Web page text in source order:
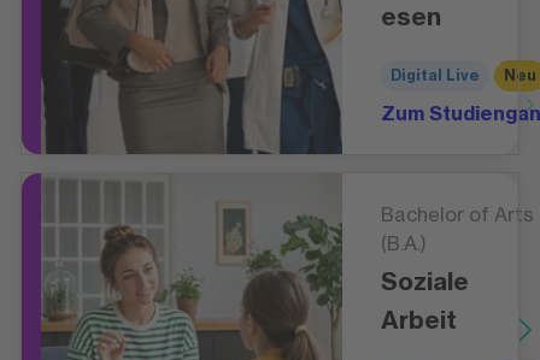
esen
Digital Live Neu
Zum
Bachelor of Arts
(B.A.)
Soziale
Arbeit